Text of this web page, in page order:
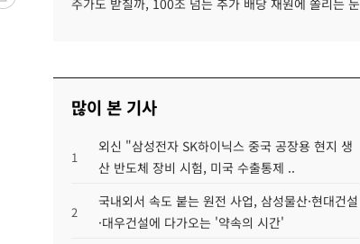
주가도 받칠까, 100조 넘는 추가 배당 재원에 쏠리는 눈
많이 본 기사
1
외신 "삼성전자 SK하이닉스 중국 공장용 현지 생
산 반도체 장비 시험, 미국 수출통제 ..
2
국내외서 속도 붙는 원전 사업, 삼성물산·현대건설
·대우건설에 다가오는 '약속의 시간'